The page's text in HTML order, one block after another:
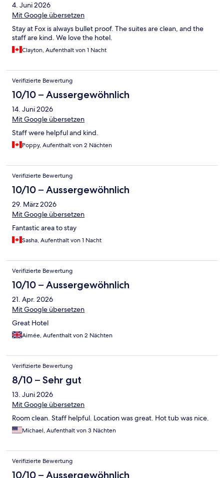
4. Juni 2026
Mit Google übersetzen
Stay at Fox is always bullet proof. The suites are clean, and the
staff are kind. We love the hotel.
Clayton, Aufenthalt von 1 Nacht
Verifizierte Bewertung
10/10 – Aussergewöhnlich
14. Juni 2026
Mit Google übersetzen
Staff were helpful and kind.
Poppy, Aufenthalt von 2 Nächten
Verifizierte Bewertung
10/10 – Aussergewöhnlich
29. März 2026
Mit Google übersetzen
Fantastic area to stay
Sasha, Aufenthalt von 1 Nacht
Verifizierte Bewertung
10/10 – Aussergewöhnlich
21. Apr. 2026
Mit Google übersetzen
Great Hotel
Aimée, Aufenthalt von 2 Nächten
Verifizierte Bewertung
8/10 – Sehr gut
13. Juni 2026
Mit Google übersetzen
Room clean. Staff helpful. Location was great. Hot tub was nice.
Michael, Aufenthalt von 3 Nächten
Verifizierte Bewertung
10/10 – Aussergewöhnlich